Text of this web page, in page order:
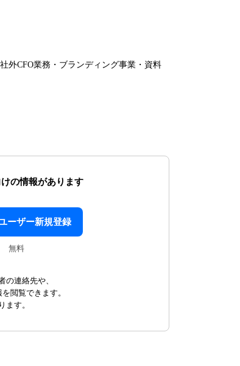
外CFO業務・ブランディング事業・資料
の情報があります
ーザー新規登録
無料
の連絡先や、
閲覧できます。
ます。